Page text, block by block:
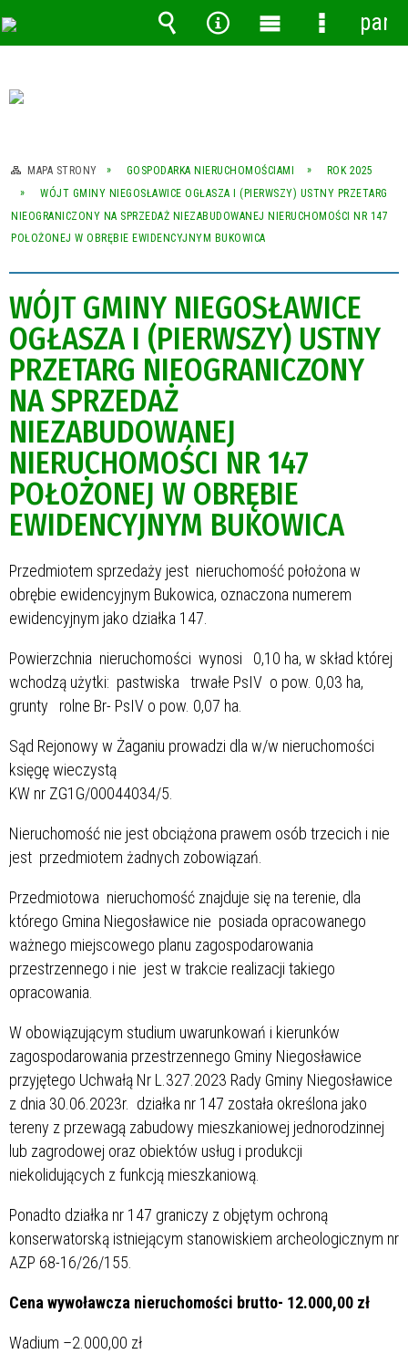
MAPA STRONY GOSPODARKA NIERUCHOMOŚCIAMI
ROK 2025
WÓJT GMINY NIEGOSŁAWICE OGŁASZA I (PIERWSZY) USTNY PRZETARG
NIEOGRANICZONY NA SPRZEDAŻ NIEZABUDOWANEJ NIERUCHOMOŚCI NR 147
POŁOŻONEJ W OBRĘBIE EWIDENCYJNYM BUKOWICA
WÓJT GMINY NIEGOSŁAWICE
OGŁASZA I (PIERWSZY) USTNY
PRZETARG NIEOGRANICZONY
NA SPRZEDAŻ
NIEZABUDOWANEJ
NIERUCHOMOŚCI NR 147
POŁOŻONEJ W OBRĘBIE
EWIDENCYJNYM BUKOWICA
Przedmiotem sprzedaży jest nieruchomość położona w
obrębie ewidencyjnym Bukowica, oznaczona numerem
ewidencyjnym jako działka 147.
Powierzchnia nieruchomości wynosi 0,10 ha, w skład której
wchodzą użytki: pastwiska trwałe PsIV o pow. 0,03 ha,
grunty rolne Br- PsIV o pow. 0,07 ha.
Sąd Rejonowy w Żaganiu prowadzi dla w/w nieruchomości
księgę wieczystą
KW nr ZG1G/00044034/5.
Nieruchomość nie jest obciążona prawem osób trzecich i nie
jest przedmiotem żadnych zobowiązań.
Przedmiotowa nieruchomość znajduje się na terenie, dla
którego Gmina Niegosławice nie posiada opracowanego
ważnego miejscowego planu zagospodarowania
przestrzennego i nie jest w trakcie realizacji takiego
opracowania.
W obowiązującym studium uwarunkowań i kierunków
zagospodarowania przestrzennego Gminy Niegosławice
przyjętego Uchwałą Nr L.327.2023 Rady Gminy Niegosławice
z dnia 30.06.2023r. działka nr 147 została określona jako
tereny z przewagą zabudowy mieszkaniowej jednorodzinnej
lub zagrodowej oraz obiektów usług i produkcji
niekolidujących z funkcją mieszkaniową.
Ponadto działka nr 147 graniczy z objętym ochroną
konserwatorską istniejącym stanowiskiem archeologicznym nr
AZP 68-16/26/155.
Cena wywoławcza nieruchomości brutto- 12.000,00 zł
Wadium –2.000,00 zł
Wyszukiwarka
Narzędzia
MenuMenu